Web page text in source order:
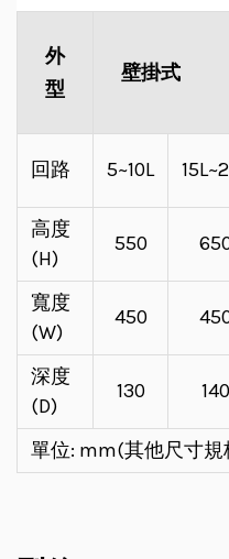
外
型
壁掛式
回路 5~10L
高度
(H)
550
寬度
(W)
450
深度
(D)
130 140
單位: mm(其他尺寸